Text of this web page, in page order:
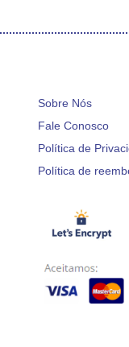
Sobre Nós
Fale Conosco
Política de
Política de